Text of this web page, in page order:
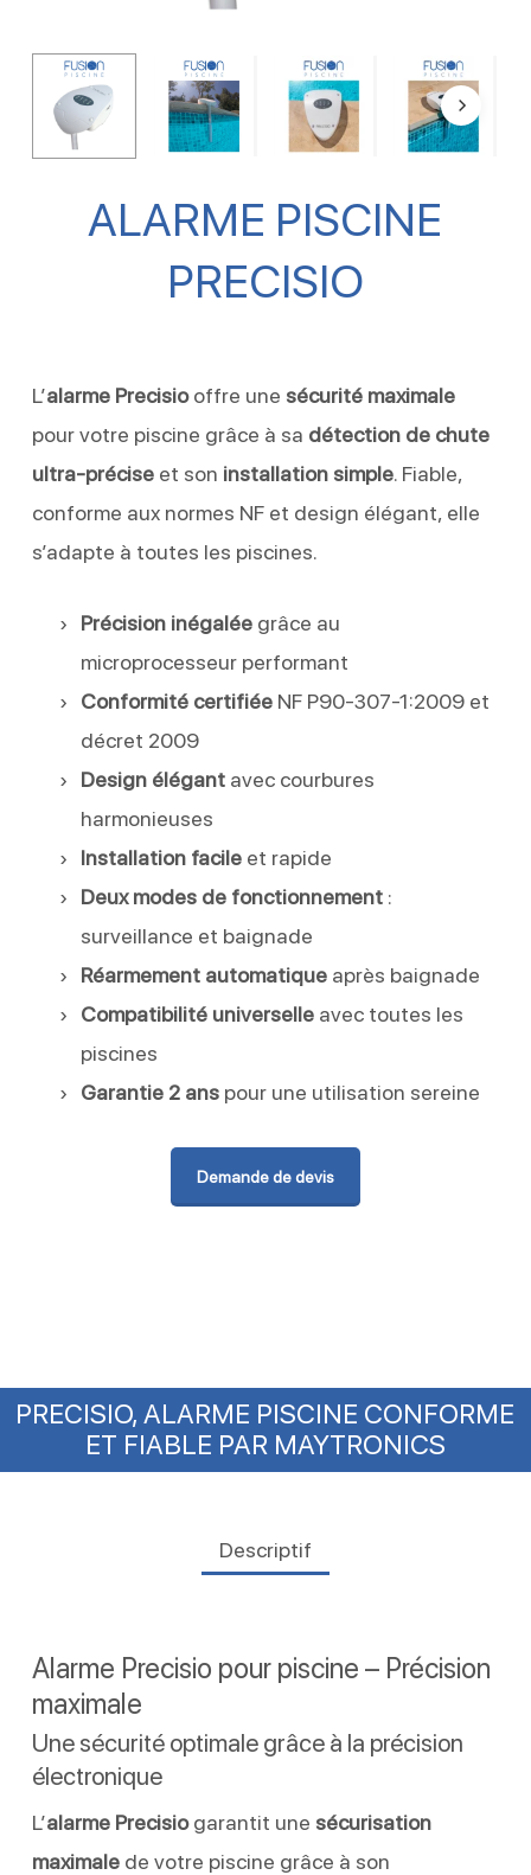
ALARME PISCINE
PRECISIO
L’alarme Precisiooffre une sécurité maximale
pour votre piscine grâce à sa détection de chute
ultra-préciseet son installation simple. Fiable,
conforme aux normes NF et design élégant, elle
s’adapte à toutes les piscines.
Précision inégaléegrâce au
microprocesseur performant
Conformité certifiéeNF P90-307-1:2009 et
décret 2009
Design élégantavec courbures
harmonieuses
Installation facileet rapide
Deux modes de fonctionnement:
surveillance et baignade
Réarmement automatiqueaprès baignade
Compatibilité universelleavec toutes les
piscines
Garantie 2 anspour une utilisation sereine
Demande de devis
PRECISIO, ALARME PISCINE CONFORME
ET FIABLE PAR MAYTRONICS
Descriptif
Alarme Precisio pour piscine – Précision
maximale
Une sécurité optimale grâce à la précision
électronique
L’alarme Precisiogarantit une sécurisation
maximalede votre piscine grâce à son